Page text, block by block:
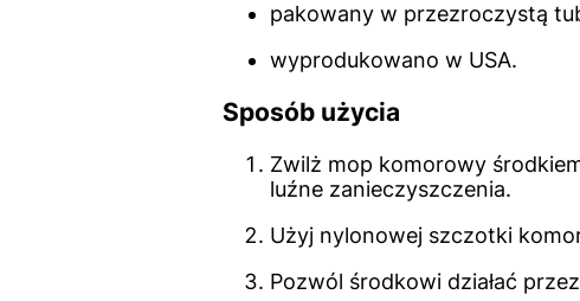
pakowany w przezroczystą
wyprodukowano w USA.
Sposób użycia
Zwilż mop komorowy
luźne zanieczyszczenia.
Użyj nylonowej szczotki
Pozwól środkowi działać